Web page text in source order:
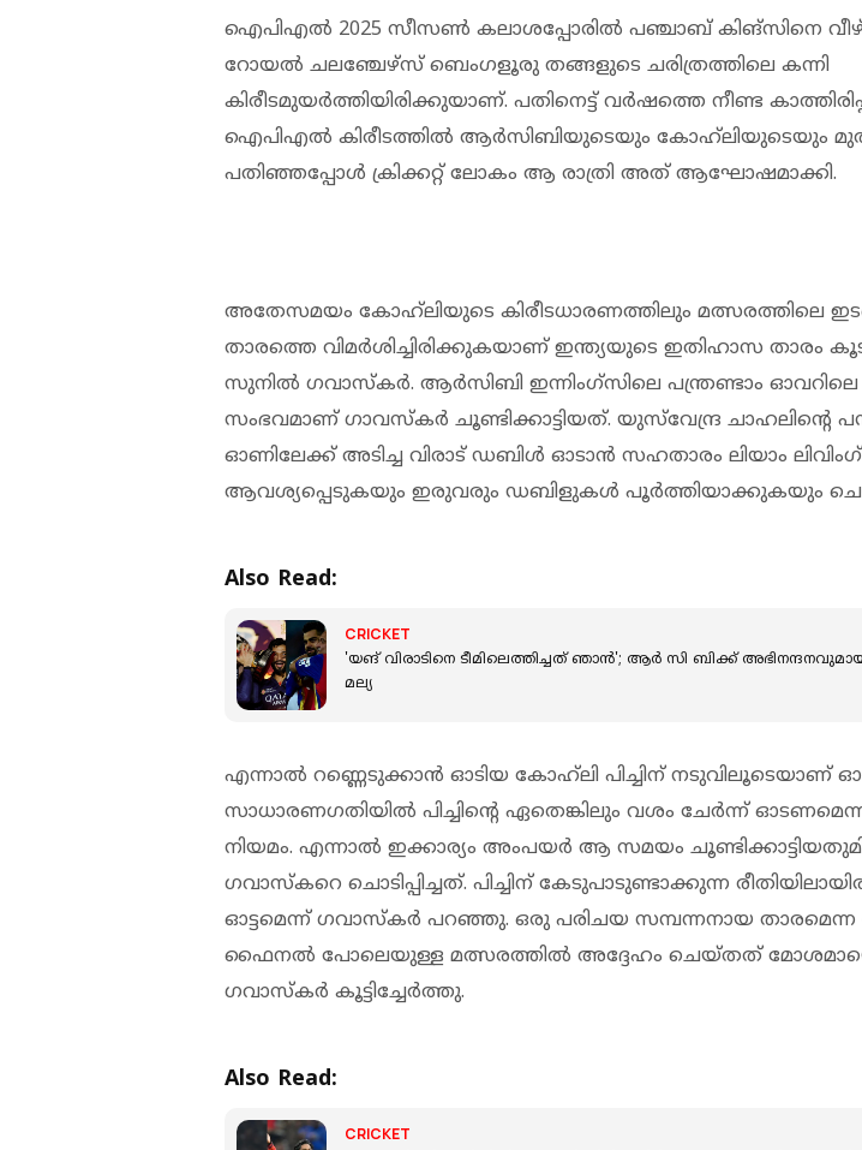
ഐപിഎൽ 2025 സീസൺ കലാശപ്പോരിൽ പഞ്ചാബ് കിങ്സിനെ
റോയൽ ചലഞ്ചേഴ്സ് ബെംഗളൂരു തങ്ങളുടെ ചരിത്രത്തിലെ കന്നി
കിരീടമുയർത്തിയിരിക്കുയാണ്. പതിനെട്ട് വര്‍ഷത്തെ നീണ്ട
ഐപിഎല്‍ കിരീടത്തില്‍ ആർസിബിയുടെയും കോഹ്‌ലിയുടെയും
പതിഞ്ഞപ്പോൾ ക്രിക്കറ്റ് ലോകം ആ രാത്രി അത് ആഘോഷമാക്കി.
അതേസമയം കോഹ്‌ലിയുടെ കിരീടധാരണത്തിലും മത്സരത്തിലെ
താരത്തെ വിമർശിച്ചിരിക്കുകയാണ് ഇന്ത്യയുടെ ഇതിഹാസ താരം
സുനില്‍ ഗവാസ്കര്‍. ആര്‍സിബി ഇന്നിംഗ്സിലെ പന്ത്രണ്ടാം ഓവറിലെ
സംഭവമാണ് ഗാവസ്‌കർ ചൂണ്ടിക്കാട്ടിയത്. യുസ്‌വേന്ദ്ര ചാഹലിന്‍റെ
ഓണിലേക്ക് അടിച്ച വിരാട് ഡബിള്‍ ഓടാൻ സഹതാരം ലിയാം
ആവശ്യപ്പെടുകയും ഇരുവരും ഡബിളുകൾ പൂർത്തിയാക്കുകയും
Also Read:
CRICKET
'യങ് വിരാടിനെ ടീമിലെത്തിച്ചത് ഞാന്‍'; ആര്‍ സി ബിക്ക്
മല്യ
എന്നാല്‍ റണ്ണെടുക്കാന്‍ ഓടിയ കോഹ്‌ലി പിച്ചിന് നടുവിലൂടെയാണ്
സാധാരണഗതിയില്‍ പിച്ചിന്റെ ഏതെങ്കിലും വശം ചേർന്ന്
നിയമം. എന്നാൽ ഇക്കാര്യം അംപയർ ആ സമയം
ഗവാസ്കറെ ചൊടിപ്പിച്ചത്. പിച്ചിന് കേടുപാടുണ്ടാക്കുന്ന
ഓട്ടമെന്ന് ഗവാസ്കര്‍ പറഞ്ഞു. ഒരു പരിചയ സമ്പന്നനായ താരമെന്ന
ഫൈനൽ പോലെയുള്ള മത്സരത്തിൽ അദ്ദേഹം ചെയ്തത്
ഗവാസ്കർ കൂട്ടിച്ചേർത്തു.
Also Read:
CRICKET